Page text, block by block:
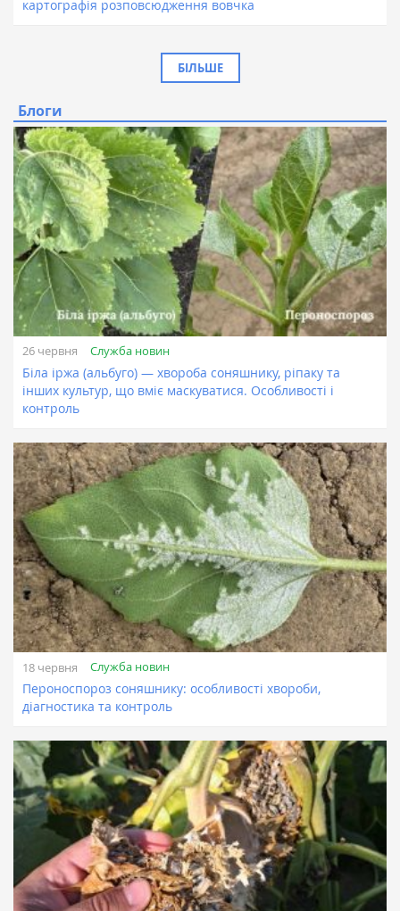
картографія розповсюдження вовчка
БІЛЬШЕ
Блоги
26 червня Служба новин
Біла іржа (альбуго) — хвороба соняшнику, ріпаку та
інших культур, що вміє маскуватися. Особливості і
контроль
18 червня Служба новин
Пероноспороз соняшнику: особливості хвороби,
діагностика та контроль